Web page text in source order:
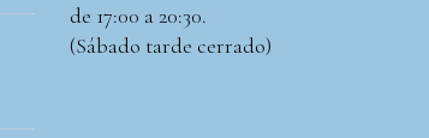
de 17:00 a 20:30.
(Sábado tarde cerrado)